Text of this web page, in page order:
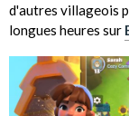
d'autres villageois
longues heures sur